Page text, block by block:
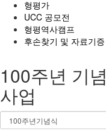
형평가
UCC 공모전
형평역사캠프
후손찾기 및 자료기증
100주년 기념
사업